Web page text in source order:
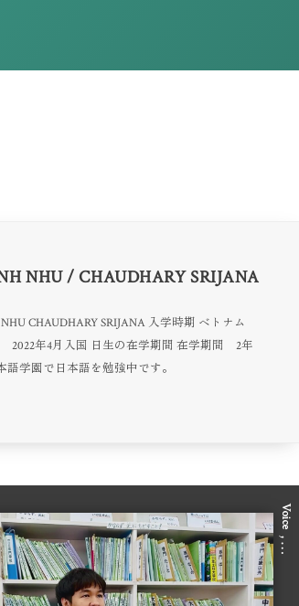
NHU / CHAUDHARY SRIJANA
CHAUDHARY SRIJANA 入学時期 ベトナム
2022年4月入国 日生の在学期間 在学期間 2年
学園で日本語を勉強中です。
Voice
, …